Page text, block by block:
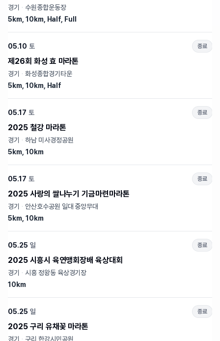
경기 · 수원종합운동장
5km, 10km, Half, Full
05.10 토 종료
제26회 화성 효 마라톤
경기 · 화성종합경기타운
5km, 10km, Half
05.17 토 종료
2025 철강 마라톤
경기 · 하남 미사경정공원
5km, 10km
05.17 토 종료
2025 사랑의 쌀나누기 기금마련마라톤
경기 · 안산호수공원 일대 중앙무대
5km, 10km
05.25 일 종료
2025 시흥시 육연맹회장배 육상대회
경기 · 시흥 정왕동 육상경기장
10km
05.25 일 종료
2025 구리 유채꽃 마라톤
경기 · 구리 한강시민공원